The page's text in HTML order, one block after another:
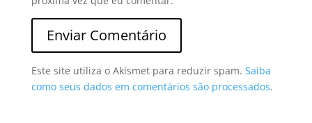
Este site utiliza o Akismet para reduzir spam. Saiba
como seus dados em comentários são processados.